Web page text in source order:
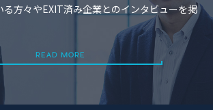
る方々やEXIT済み企業とのインタビューを掲
READ MORE
READ MORE